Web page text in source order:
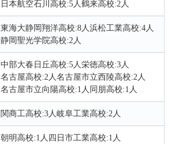
日本航空石川高校:5人鶴来高校:2人
東海大静岡翔洋高校:8人浜松工業高校:4人
静岡聖光学院高校:2人
中部大春日丘高校:5人栄徳高校:3人
名古屋高校:2人名古屋市立西陵高校:2人
名古屋市立向陽高校:1人 同朋高校:1人
関商工高校:3人岐阜工業高校:2人
朝明高校:1人 四日市工業高校:1人